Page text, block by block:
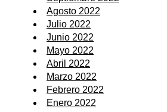
Agosto 2022
Julio 2022
Junio 2022
Mayo 2022
Abril 2022
Marzo 2022
Febrero 2022
Enero 2022